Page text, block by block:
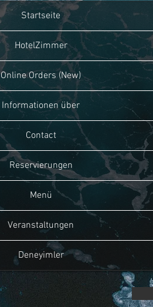
Startseite
HotelZimmer
Online Orders (New)
Informationen über
Contact
Reservierungen
Menü
Veranstaltungen
Deneyimler